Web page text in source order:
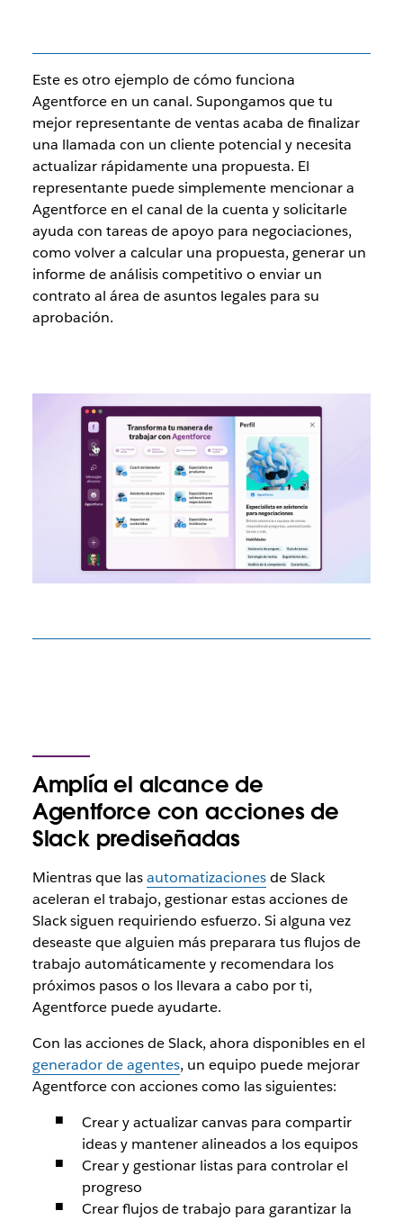
Este es otro ejemplo de cómo funciona
Agentforce en un canal. Supongamos que tu
mejor representante de ventas acaba de finalizar
una llamada con un cliente potencial y necesita
actualizar rápidamente una propuesta. El
representante puede simplemente mencionar a
Agentforce en el canal de la cuenta y solicitarle
ayuda con tareas de apoyo para negociaciones,
como volver a calcular una propuesta, generar un
informe de análisis competitivo o enviar un
contrato al área de asuntos legales para su
aprobación.
Amplía el alcance de
Agentforce con acciones de
Slack prediseñadas
Mientras que lasautomatizacionesde Slack
aceleran el trabajo, gestionar estas acciones de
Slack siguen requiriendo esfuerzo. Si alguna vez
deseaste que alguien más preparara tus flujos de
trabajo automáticamente y recomendara los
próximos pasos o los llevara a cabo por ti,
Agentforce puede ayudarte.
Con las acciones de Slack, ahora disponibles en el
generador de agentes, un equipo puede mejorar
Agentforce con acciones como las siguientes:
Crear y actualizar canvas para compartir
ideas y mantener alineados a los equipos
Crear y gestionar listas para controlar el
progreso
Crear flujos de trabajo para garantizar la